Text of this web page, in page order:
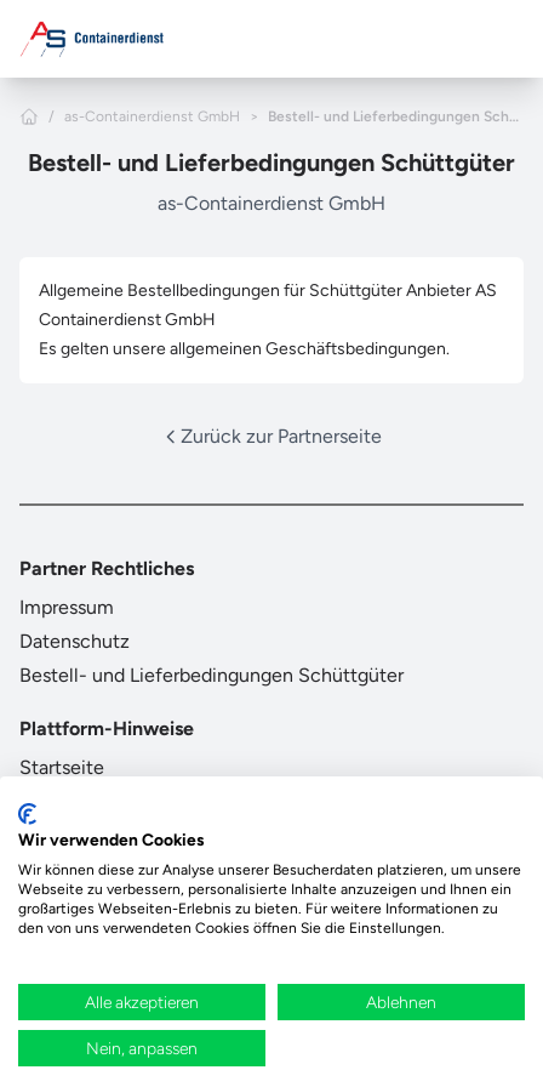
Home
/ as-Containerdienst GmbH > Bestell- und Lieferbedingungen Schüttgüter
Bestell- und Lieferbedingungen Schüttgüter
as-Containerdienst GmbH
Allgemeine Bestellbedingungen für Schüttgüter Anbieter AS
Containerdienst GmbH
Es gelten unsere allgemeinen Geschäftsbedingungen.
Zurück zur Partnerseite
Partner Rechtliches
Impressum
Datenschutz
Bestell- und Lieferbedingungen Schüttgüter
Plattform-Hinweise
Startseite
AGB
Datenschutz
Impressum
vor Ort.
Durch deine Bestellung wird regional aufgeforstet
Wir verwenden Cookies
Wir können diese zur Analyse unserer Besucherdaten platzieren, um unsere
Webseite zu verbessern, personalisierte Inhalte anzuzeigen und Ihnen ein
großartiges Webseiten-Erlebnis zu bieten. Für weitere Informationen zu
den von uns verwendeten Cookies öffnen Sie die Einstellungen.
Alle akzeptieren Ablehnen
Nein, anpassen